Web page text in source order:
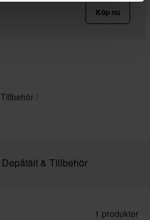
Köp nu
Tillbehör
Depåtält & Tillbehör
1 produkter